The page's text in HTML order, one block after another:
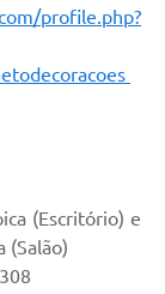
profile.php?
(Escritório) e
(Salão)